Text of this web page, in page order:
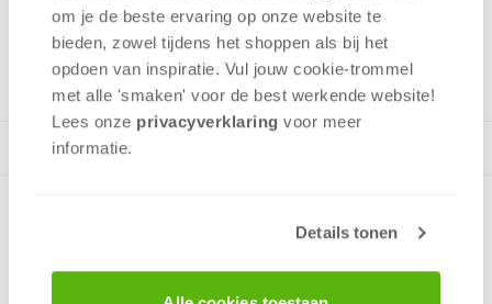
om je de beste ervaring op onze website te
bieden, zowel tijdens het shoppen als bij het
opdoen van inspiratie. Vul jouw cookie-trommel
met alle 'smaken' voor de best werkende website​!
Lees onze privacyverklaring voor meer
informatie.
Details tonen
2 - 4 spelers +/- 20 min v.a. 8 jaar